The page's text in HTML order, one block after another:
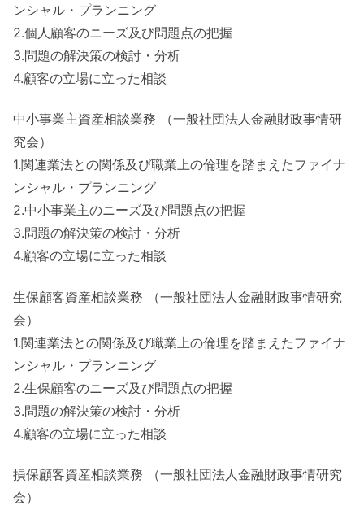
ンシャル・プランニング
2.個人顧客のニーズ及び問題点の把握
3.問題の解決策の検討・分析
4.顧客の立場に立った相談
中小事業主資産相談業務 （一般社団法人金融財政事情研
究会）
1.関連業法との関係及び職業上の倫理を踏まえたファイナ
ンシャル・プランニング
2.中小事業主のニーズ及び問題点の把握
3.問題の解決策の検討・分析
4.顧客の立場に立った相談
生保顧客資産相談業務 （一般社団法人金融財政事情研究
会）
1.関連業法との関係及び職業上の倫理を踏まえたファイナ
ンシャル・プランニング
2.生保顧客のニーズ及び問題点の把握
3.問題の解決策の検討・分析
4.顧客の立場に立った相談
損保顧客資産相談業務 （一般社団法人金融財政事情研究
会）